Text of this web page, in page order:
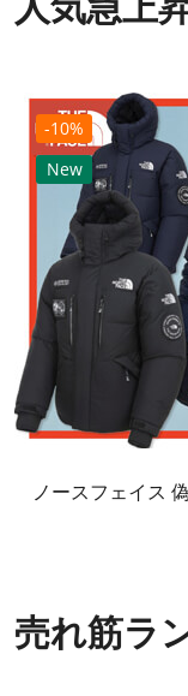
-10%
New
売れ筋ラ